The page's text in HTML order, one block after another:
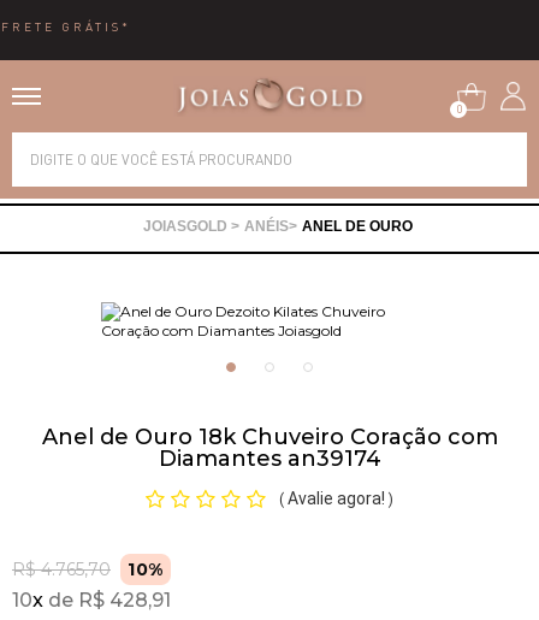
0
ANÉIS ANEL DE OURO
Anel de Ouro 18k Chuveiro Coração com
Diamantes an39174
( Avalie agora! )
R$ 4.765,70 10%
10x R$ 428,91
Alianças
Brincos
Gargantilhas
Pulseiras